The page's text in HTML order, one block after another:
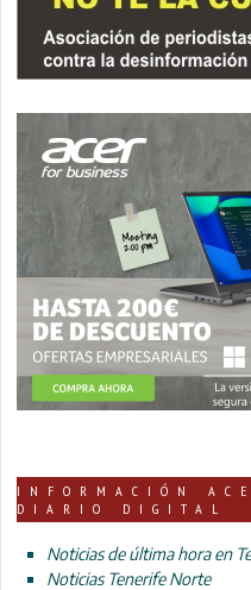
INFORMACIÓN
DIARIO DIGITAL
Noticias de última hora en
Noticias Tenerife Norte